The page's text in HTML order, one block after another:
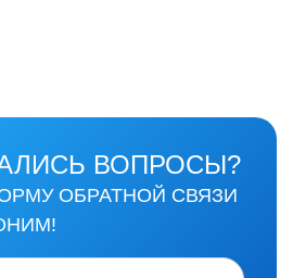
ВОПРОСЫ?
ОБРАТНОЙ СВЯЗИ